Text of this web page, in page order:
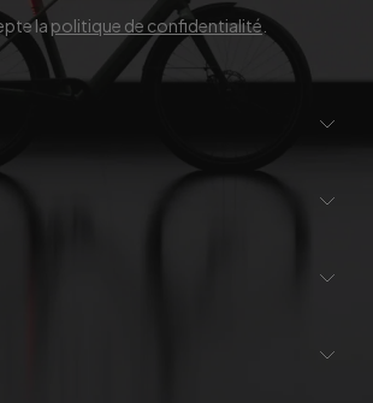
lapolitique de confidentialité